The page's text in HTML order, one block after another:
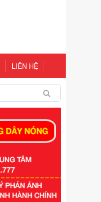
LIÊN HỆ